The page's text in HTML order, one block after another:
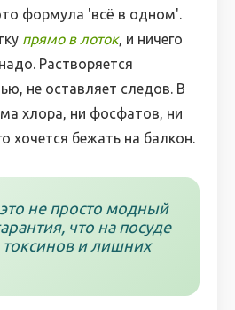
формула 'всё в одном'.
прямо в лоток, и ничего
Растворяется
не оставляет следов. В
хлора, ни фосфатов, ни
хочется бежать на балкон.
не просто модный
что на посуде
токсинов и лишних